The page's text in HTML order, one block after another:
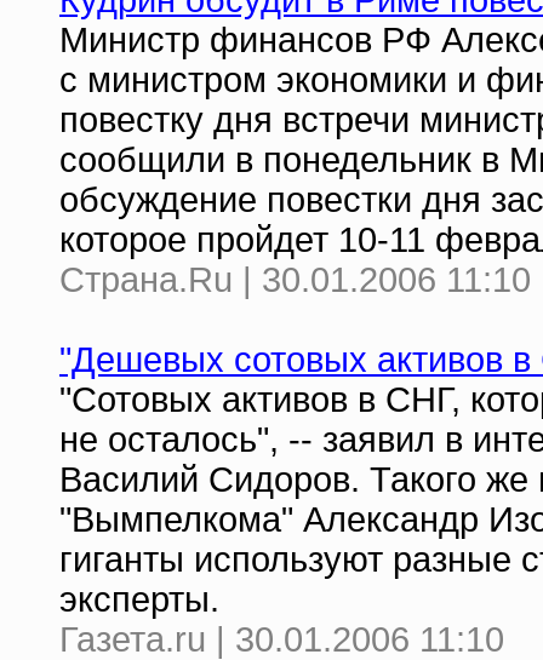
Министр финансов РФ
с министром экономики и
повестку дня встречи
сообщили в понедельник в
обсуждение повестки дня
которое пройдет 10-11
Страна.Ru | 30.01.2006 11:10
"Дешевых сотовых активов
"Сотовых активов в СНГ,
не осталось", -- заявил в
Василий Сидоров. Такого же
"Вымпелкома" Александр
гиганты используют разные
эксперты.
Газета.ru | 30.01.2006 11:10